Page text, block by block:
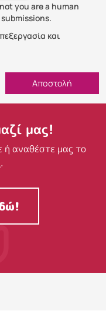
you are a human
και
Αποστολή
μας!
ή αναθέστε μας το